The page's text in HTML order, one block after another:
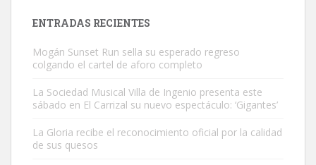
Este gato macho ha aparecido en la calle hace menos de un mes,
ENTRADAS RECIENTES
Mogán Sunset Run sella su esperado regreso
colgando el cartel de aforo completo
La Sociedad Musical Villa de Ingenio presenta este
sábado en El Carrizal su nuevo espectáculo: ‘Gigantes’
La Gloria recibe el reconocimiento oficial por la calidad
de sus quesos